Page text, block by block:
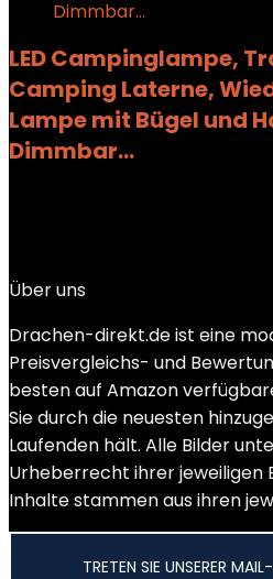
LED Campinglampe,
Camping Laterne,
Lampe mit Bügel und
Dimmbar…
Über uns
Drachen-direkt.de ist eine
Preisvergleichs- und
besten auf Amazon
Sie durch die neuesten
Laufenden hält. Alle Bilder
Urheberrecht ihrer jeweiligen
Inhalte stammen aus ihren
TRETEN SIE UNSERER